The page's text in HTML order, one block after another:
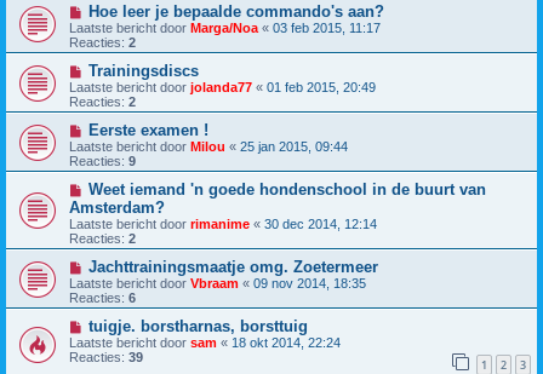
Hoe leer je bepaalde commando's aan?
Laatste bericht door Marga/Noa « 03 feb 2015, 11:17
Reacties: 2
Trainingsdiscs
Laatste bericht door jolanda77 « 01 feb 2015, 20:49
Reacties: 2
Eerste examen !
Laatste bericht door Milou « 25 jan 2015, 09:44
Reacties: 9
Weet iemand 'n goede hondenschool in de buurt van
Amsterdam?
Laatste bericht door rimanime « 30 dec 2014, 12:14
Reacties: 2
Jachttrainingsmaatje omg. Zoetermeer
Laatste bericht door Vbraam « 09 nov 2014, 18:35
Reacties: 6
tuigje. borstharnas, borsttuig
Laatste bericht door sam « 18 okt 2014, 22:24
Reacties: 39 1 2 3